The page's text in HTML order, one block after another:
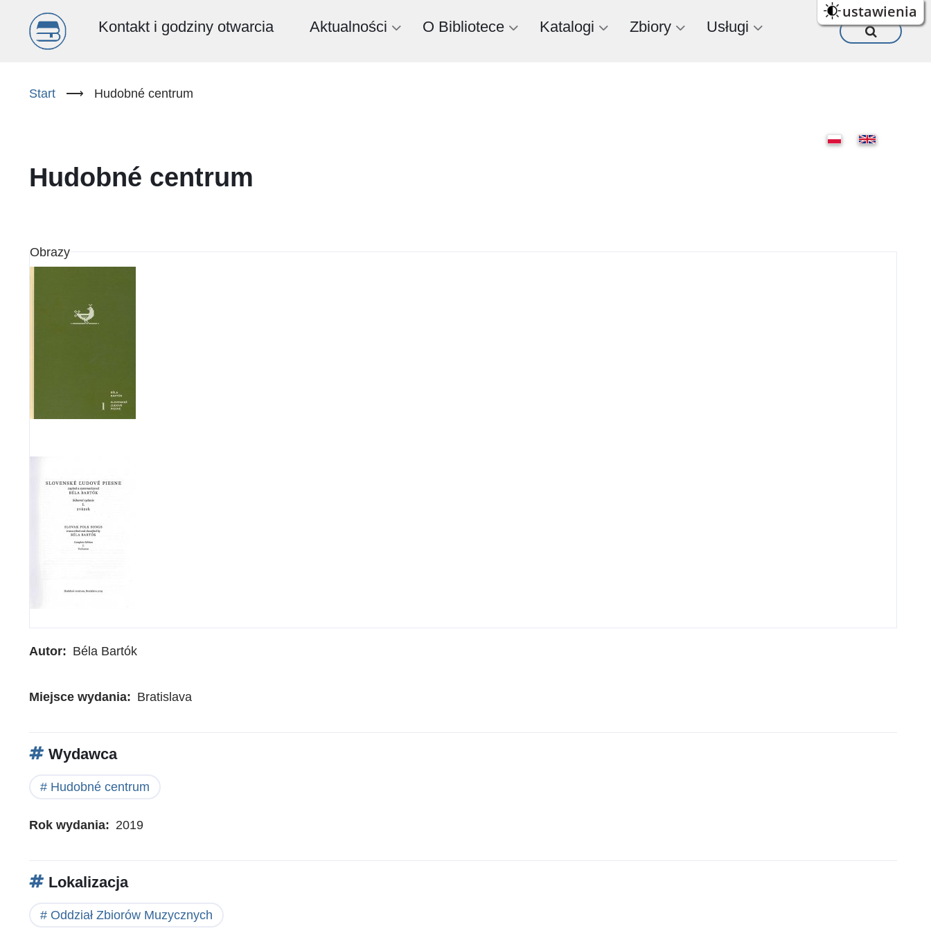
ustawienia
Menu
(PL)
Kontakt i godziny otwarcia Aktualności O Bibliotece Katalogi Zbiory Usługi
Start ⟶ Hudobné centrum
Hudobné centrum
Obrazy
Autor Béla Bartók
Miejsce wydania Bratislava
Wydawca
Hudobné centrum
Rok wydania 2019
Lokalizacja
Oddział Zbiorów Muzycznych